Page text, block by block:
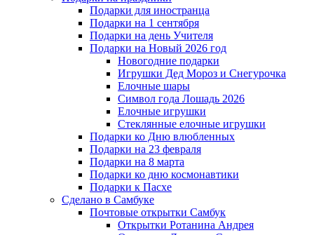
Подарки для иностранца
Подарки на 1 сентября
Подарки на день Учителя
Подарки на Новый 2026 год
Новогодние подарки
Игрушки Дед Мороз и Снегурочка
Елочные шары
Символ года Лошадь 2026
Елочные игрушки
Стеклянные елочные игрушки
Подарки ко Дню влюбленных
Подарки на 23 февраля
Подарки на 8 марта
Подарки ко дню космонавтики
Подарки к Пасхе
Сделано в Самбуке
Почтовые открытки Самбук
Открытки Ротанина Андрея